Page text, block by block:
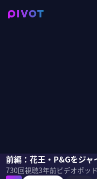
前編：花王・P&Gをジャ
730回視聴3年前
大西洋平国山ハセン